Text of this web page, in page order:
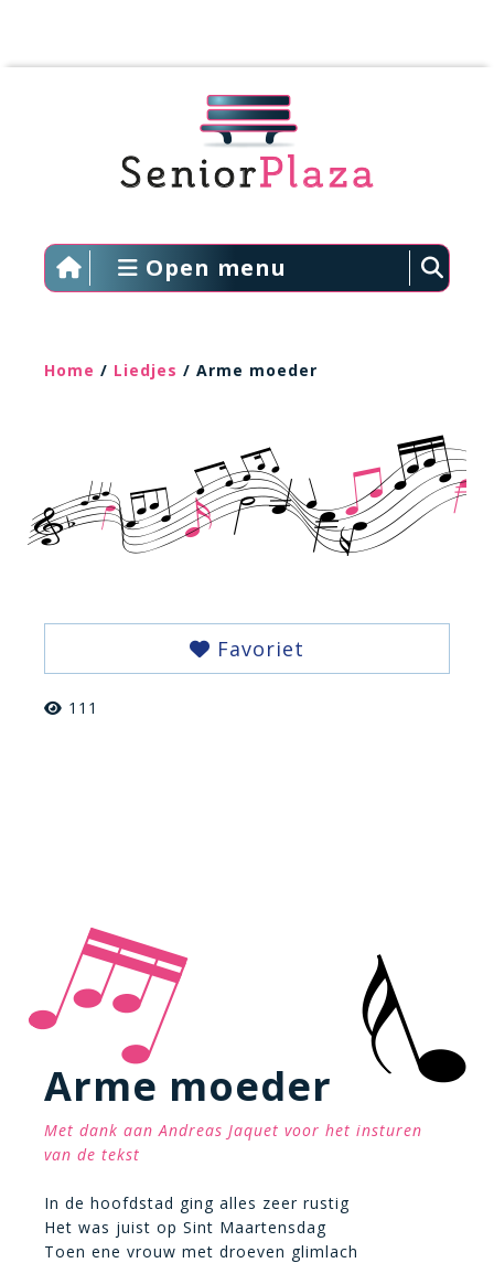
Open menu
Home / Liedjes / Arme moeder
Favoriet
111
Arme moeder
Met dank aan Andreas Jaquet voor het insturen
van de tekst
In de hoofdstad ging alles zeer rustig
Het was juist op Sint Maartensdag
Toen ene vrouw met droeven glimlach